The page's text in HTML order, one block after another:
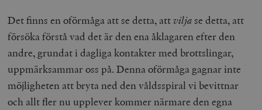
Det finns en oförmåga att se detta, attvilja se detta, att
försöka förstå vad det är den ena åklagaren efter den
andre, grundat i dagliga kontakter med brottslingar,
uppmärksammar oss på. Denna oförmåga gagnar inte
möjligheten att bryta ned den våldsspiral vi bevittnar
och allt fler nu upplever kommer närmare den egna
_hjAbsoluteSessionInProgress
Hotjar Ltd
.timbro.se